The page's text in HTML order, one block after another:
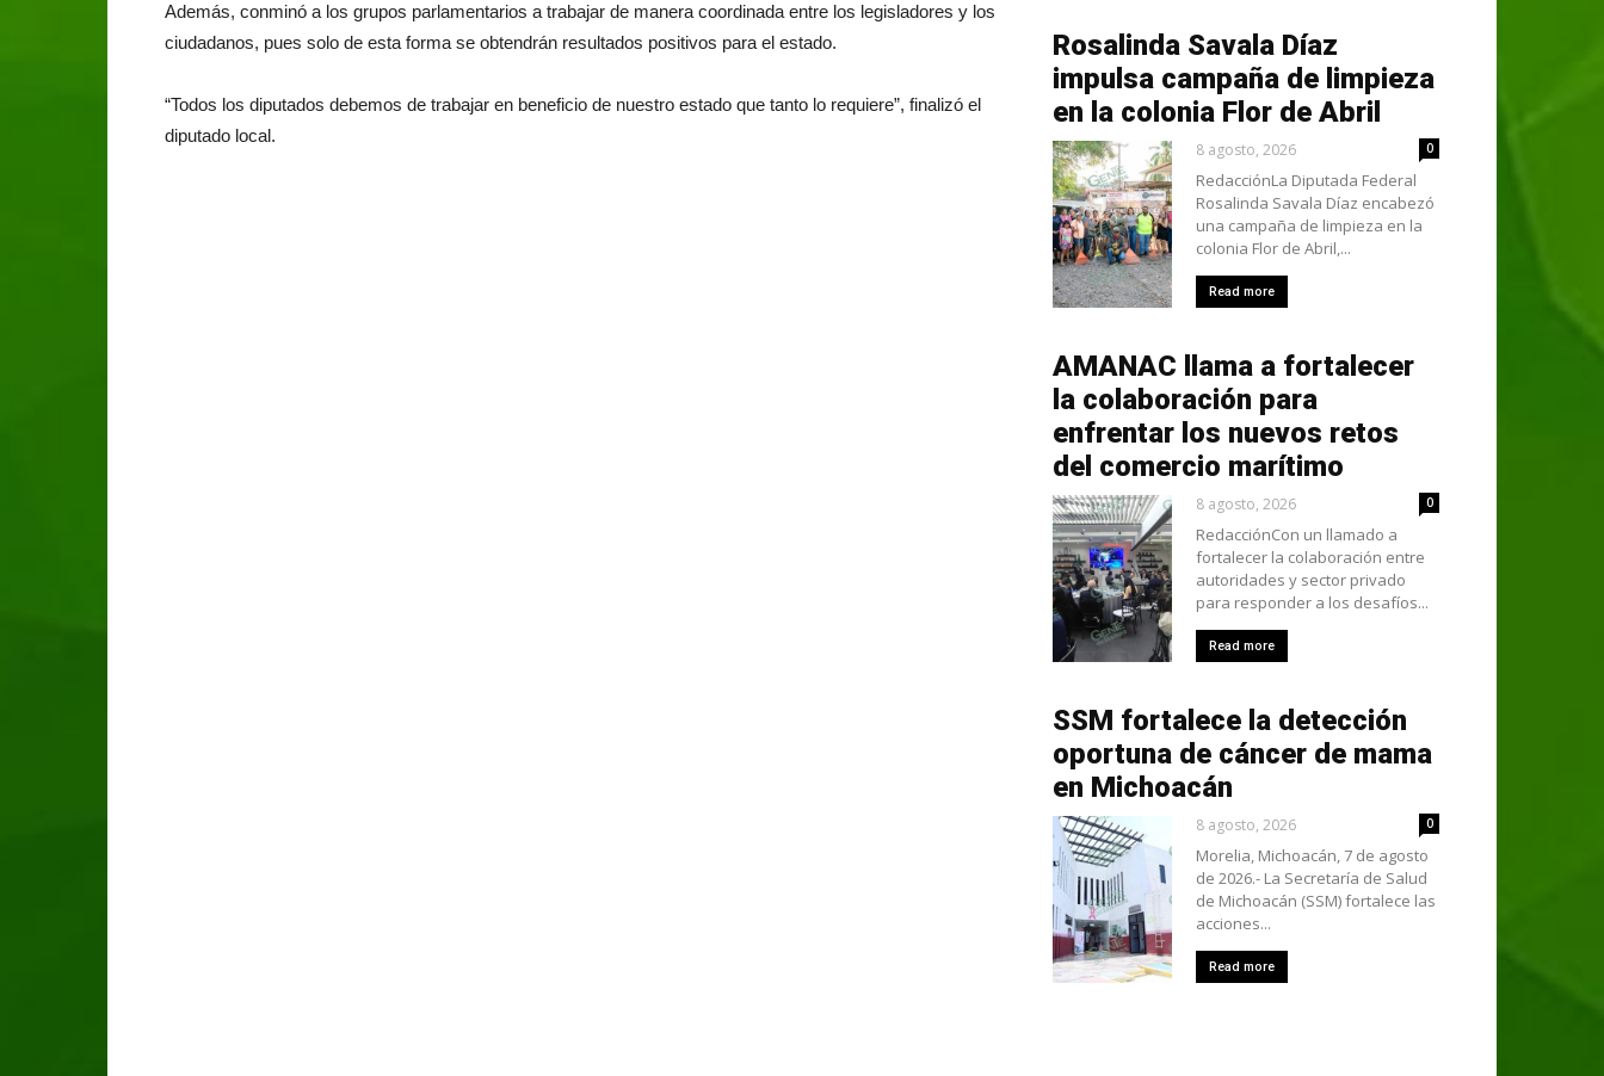
Además, conminó a los grupos parlamentarios a trabajar de manera coordinada entre los legisladores y los
ciudadanos, pues solo de esta forma se obtendrán resultados positivos para el estado.
“Todos los diputados debemos de trabajar en beneficio de nuestro estado que tanto lo requiere”, finalizó el
diputado local.
Rosalinda Savala Díaz
impulsa campaña de limpieza
en la colonia Flor de Abril
8 agosto, 2026 0
RedacciónLa Diputada Federal
Rosalinda Savala Díaz encabezó
una campaña de limpieza en la
colonia Flor de Abril,...
Read more
AMANAC llama a fortalecer
la colaboración para
enfrentar los nuevos retos
del comercio marítimo
8 agosto, 2026 0
RedacciónCon un llamado a
fortalecer la colaboración entre
autoridades y sector privado
para responder a los desafíos...
Read more
SSM fortalece la detección
oportuna de cáncer de mama
en Michoacán
8 agosto, 2026 0
Morelia, Michoacán, 7 de agosto
de 2026.- La Secretaría de Salud
de Michoacán (SSM) fortalece las
acciones...
Read more